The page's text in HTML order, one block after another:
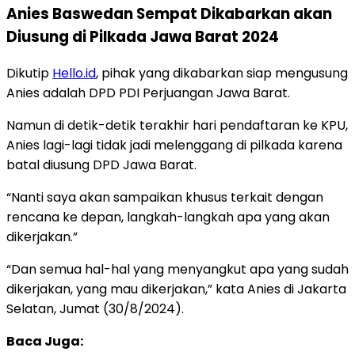
Anies Baswedan Sempat Dikabarkan akan
Diusung di Pilkada Jawa Barat 2024
Dikutip Hello.id, pihak yang dikabarkan siap mengusung
Anies adalah DPD PDI Perjuangan Jawa Barat.
Namun di detik-detik terakhir hari pendaftaran ke KPU,
Anies lagi-lagi tidak jadi melenggang di pilkada karena
batal diusung DPD Jawa Barat.
“Nanti saya akan sampaikan khusus terkait dengan
rencana ke depan, langkah-langkah apa yang akan
dikerjakan.”
“Dan semua hal-hal yang menyangkut apa yang sudah
dikerjakan, yang mau dikerjakan,” kata Anies di Jakarta
Selatan, Jumat (30/8/2024).
Baca Juga: